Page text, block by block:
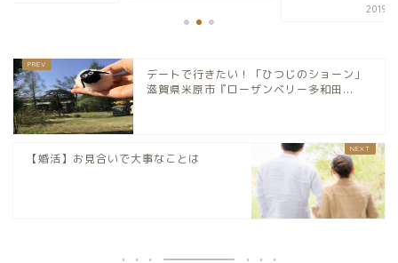
2019-
デートで行きたい！「ひつじのショーン」
滋賀県米原市『ローザンベリー多和田...
【婚活】お見合いで大事なことは